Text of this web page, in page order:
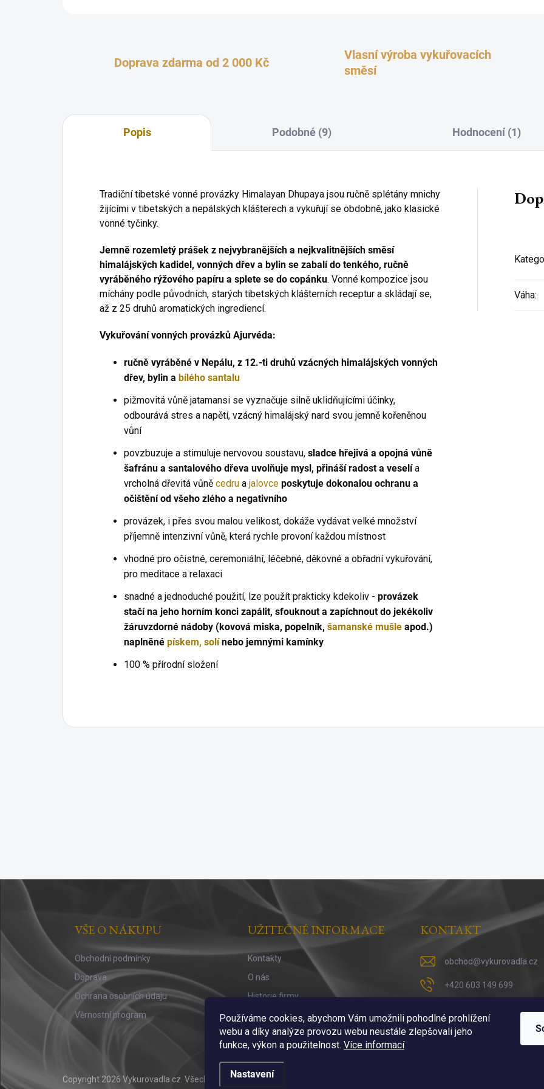
Používáme cookies, abychom Vám umožnili pohodlné prohlížení
webu a díky analýze provozu webu neustále zlepšovali jeho
funkce, výkon a použitelnost. Více informací
Nastavení
Doprava zdarma od 2 000 Kč
Vlasní výroba vykuřovacích
směsí
Popis Podobné (9) Hodnocení (1)
Tradiční tibetské vonné provázky Himalayan Dhupaya jsou ručně splétány mnichy
žijícími v tibetských a nepálských klášterech a vykuřují se obdobně, jako klasické
vonné tyčinky.
Jemně rozemletý prášek z nejvybranějších a nejkvalitnějších směsí
himalájských kadidel, vonných dřev a bylin se zabalí do tenkého, ručně
vyráběného rýžového papíru a splete se do copánku. Vonné kompozice jsou
míchány podle původních, starých tibetských klášterních receptur a skládají se,
až z 25 druhů aromatických ingrediencí.
Vykuřování vonných provázků Ajurvéda:
ručně vyráběné v Nepálu, z 12.-ti druhů vzácných himalájských vonných
dřev, bylin a bílého santalu
pižmovitá vůně jatamansi se vyznačuje silně uklidňujícími účinky,
odbourává stres a napětí, vzácný himalájský nard svou jemně kořeněnou
vůní
povzbuzuje a stimuluje nervovou soustavu, sladce hřejivá a opojná vůně
šafránu a santalového dřeva uvolňuje mysl, přináší radost a veselía
vrcholná dřevitá vůně cedru a jalovce poskytuje dokonalou ochranu a
očištění od všeho zlého a negativního
provázek, i přes svou malou velikost, dokáže vydávat velké množství
příjemně intenzivní vůně, která rychle provoní každou místnost
vhodné pro očistné, ceremoniální, léčebné, děkovné a obřadní vykuřování,
pro meditace a relaxaci
snadné a jednoduché použití, lze použít prakticky kdekoliv - provázek
stačí na jeho horním konci zapálit, sfouknout a zapíchnout do jekékoliv
žáruvzdorné nádoby (kovová miska, popelník, šamanské mušle apod.)
naplněné pískem, solínebo jemnými kamínky
100 % přírodní složení
Váha:
t
VŠE O NÁKUPU
Obchodní podmínky
Doprava
Ochrana osobních údaju
Věrnostní program
UŽITEČNÉ INFORMACE
Kontakty
O nás
Historie firmy
Vůně a vykuřováni
KONTAKT
obchod@vykurovadla.cz
+420 603 149 699
https://
Copyright 2026 Vykurovadla.cz . Všechna práva vyhrazena.